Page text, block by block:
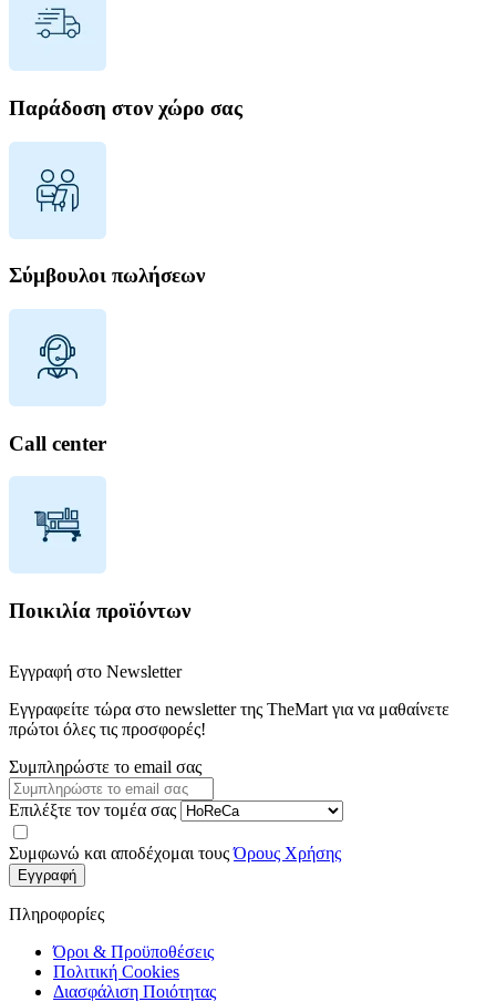
Παράδοση στον χώρο σας
Σύμβουλοι πωλήσεων
Call center
Ποικιλία προϊόντων
Εγγραφή στο Newsletter
Εγγραφείτε τώρα στο newsletter της TheMart για να μαθαίνετε
πρώτοι όλες τις προσφορές!
Συμπληρώστε το email σας
Επιλέξτε τον τομέα σας
Συμφωνώ και αποδέχομαι τουςΌρους Χρήσης
Εγγραφή
Πληροφορίες
Όροι & Προϋποθέσεις
Πολιτική Cookies
Διασφάλιση Ποιότητας